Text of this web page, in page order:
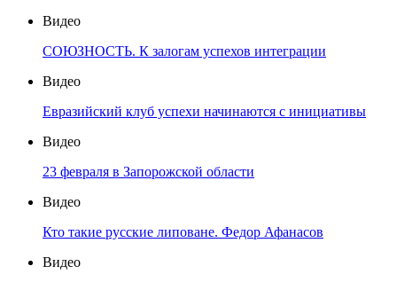
Видео
СОЮЗНОСТЬ. К залогам успехов интеграции
Видео
Евразийский клуб успехи начинаются с инициативы
Видео
23 февраля в Запорожской области
Видео
Кто такие русские липоване. Федор Афанасов
Видео